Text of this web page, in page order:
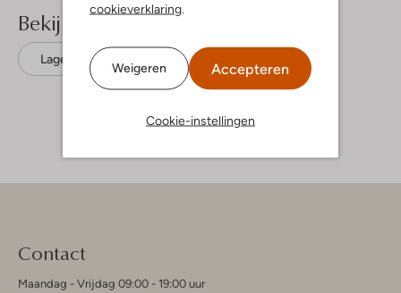
cookieverklaring
Weigeren Accepteren
Cookie-instellingen
Bekijk meer
Lage sneakers Braqeez
Contact
Maandag - Vrijdag 09:00 - 19:00 uur